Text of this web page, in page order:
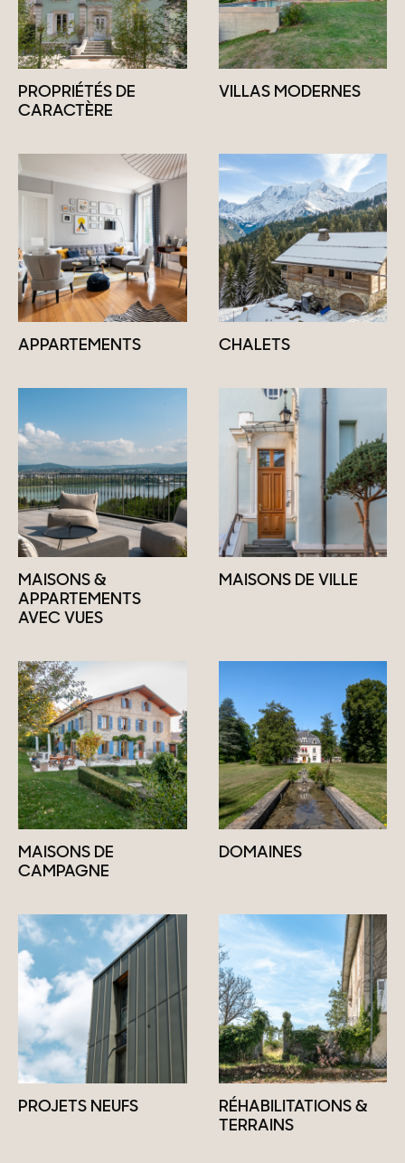
PROPRIÉTÉS DE
CARACTÈRE
VILLAS MODERNES
APPARTEMENTS CHALETS
MAISONS &
APPARTEMENTS
AVEC VUES
MAISONS DE VILLE
MAISONS DE
CAMPAGNE
DOMAINES
PROJETS NEUFS
RÉHABILITATIONS &
TERRAINS